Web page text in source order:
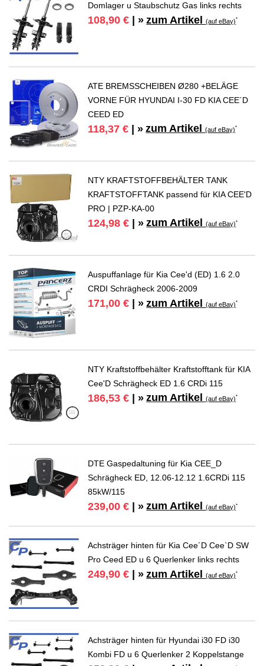
Domlager u Staubschutz Gas links rechts
108,90 € | » zum Artikel(auf eBay)*
ATE BREMSSCHEIBEN Ø280 +BELÄGE
VORNE FÜR HYUNDAI I-30 FD KIA CEE´D
CEED ED
118,37 € | » zum Artikel(auf eBay)*
NTY KRAFTSTOFFBEHÄLTER TANK
KRAFTSTOFFTANK passend für KIA CEE'D
PRO | PZP-KA-00
124,98 € | » zum Artikel(auf eBay)*
Auspuffanlage für Kia Cee'd (ED) 1.6 2.0
CRDI Schrägheck 2006-2009
171,00 € | » zum Artikel(auf eBay)*
NTY Kraftstoffbehälter Kraftstofftank für KIA
Cee'D Schrägheck ED 1.6 CRDi 115
186,53 € | » zum Artikel(auf eBay)*
DTE Gaspedaltuning für Kia CEE_D
Schrägheck ED, 12.06-12.12 1.6CRDi 115
85kW/115
239,00 € | » zum Artikel(auf eBay)*
Achsträger hinten für Kia Cee´D Cee`D SW
Pro Ceed ED u 6 Querlenker links rechts
249,90 € | » zum Artikel(auf eBay)*
Achsträger hinten für Hyundai i30 FD i30
Kombi FD u 6 Querlenker 2 Koppelstange